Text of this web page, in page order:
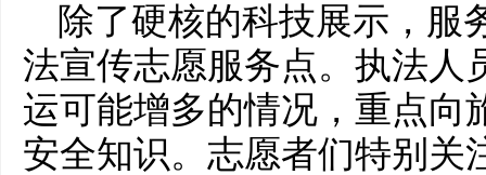
除了硬核的科技展示，服
法宣传志愿服务点。执法人
运可能增多的情况，重点向
安全知识。志愿者们特别关